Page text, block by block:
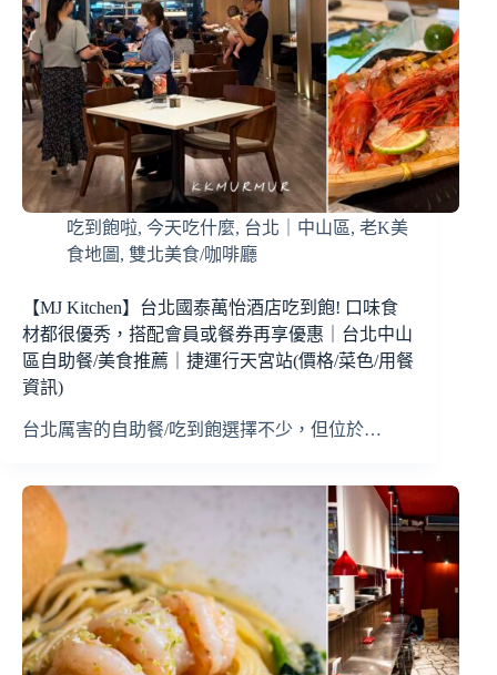
吃到飽啦, 今天吃什麼, 台北｜中山區, 老K美
食地圖 , 雙北美食/咖啡廳
【MJ Kitchen】台北國泰萬怡酒店吃到飽! 口味食
材都很優秀，搭配會員或餐券再享優惠｜台北中山
區自助餐/美食推薦｜捷運行天宮站(價格/菜色/用餐
資訊)
台北厲害的自助餐/吃到飽選擇不少，但位於…